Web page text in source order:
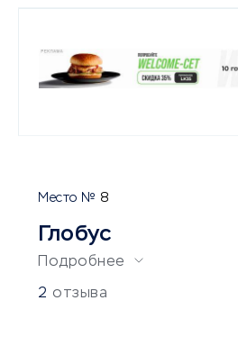
8
Глобус
Подробнее
2 отзыва